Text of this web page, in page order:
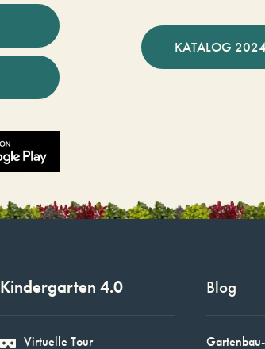
KATALOG
Kindergarten 4.0
Virtuelle Tour
Blog